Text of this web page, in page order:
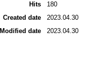
Hits
180
Created date
2023.04.30
Modified date
2023.04.30